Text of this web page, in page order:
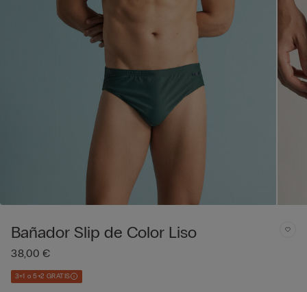
Bañador Slip de Color Liso
38,00 €
3+1 o 5+2 GRATIS